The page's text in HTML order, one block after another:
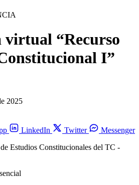
virtual “Recurso
I”
2025
LinkedIn Twitter
Messenger
Estudios Constitucionales del TC -